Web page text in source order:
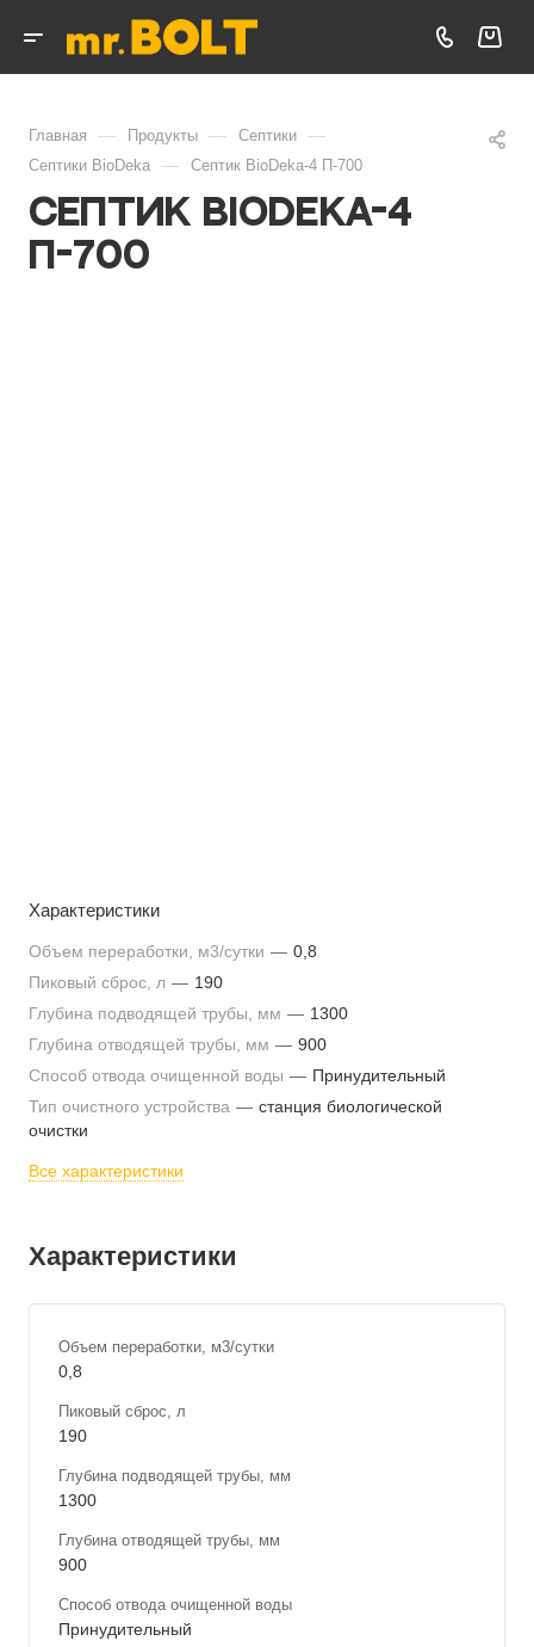
Главная — Продукты — Септики —
Септики BioDeka — Септик BioDeka-4 П-700
Септик BioDeka-4
П-700
Характеристики
Объем переработки, м3/сутки — 0,8
Пиковый сброс, л — 190
Глубина подводящей трубы, мм — 1300
Глубина отводящей трубы, мм — 900
Способ отвода очищенной воды — Принудительный
Тип очистного устройства — станция биологической
очистки
Все характеристики
Характеристики
Объем переработки, м3/сутки
0,8
Пиковый сброс, л
190
Глубина подводящей трубы, мм
1300
Глубина отводящей трубы, мм
900
Способ отвода очищенной воды
Принудительный